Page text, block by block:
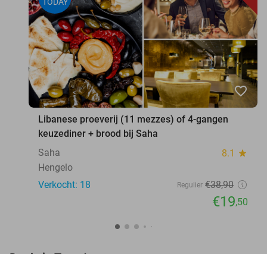
favorite_border
Libanese proeverij (11 mezzes) of 4-gangen
keuzediner + brood bij Saha
Saha
8.1 star
Hengelo
Verkocht: 18
Regulier €38,90
€19,50